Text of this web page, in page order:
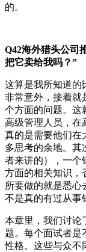
的。
Q42海外猎头公司
把它卖给我吗？”
这算是我所知道的
非常意外，接着就
个方面的问题。这
高级管理人员，在
真的是需要他们在
多思考的余地。其
者来讲的），一个
方面的相关知识，
所要做的就是悉心
不是真的有过从事
本章里，我们讨论
题。每个面试者是
性格。这些与众不